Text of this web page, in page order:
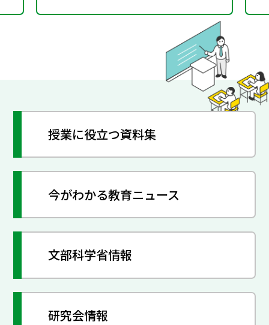
授業に役立つ資料集
今がわかる教育ニュース
文部科学省情報
研究会情報